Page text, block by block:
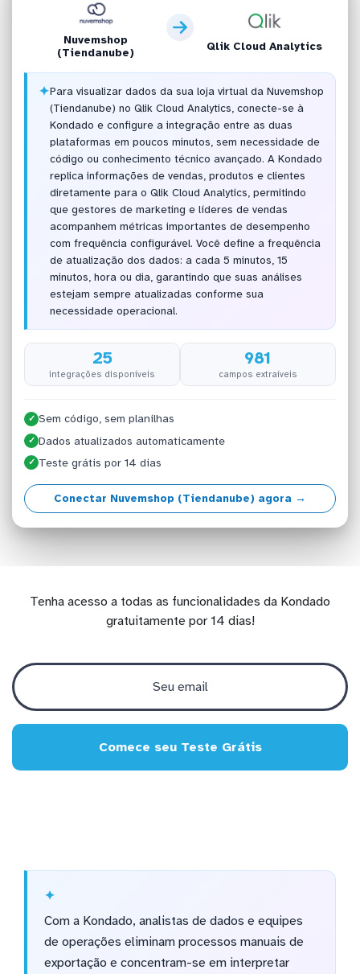
Nuvemshop
(Tiendanube)
Qlik Cloud Analytics
✦Para visualizar dados da sua loja virtual da Nuvemshop
(Tiendanube) no Qlik Cloud Analytics, conecte-se à
Kondado e configure a integração entre as duas
plataformas em poucos minutos, sem necessidade de
código ou conhecimento técnico avançado. A Kondado
replica informações de vendas, produtos e clientes
diretamente para o Qlik Cloud Analytics, permitindo
que gestores de marketing e líderes de vendas
acompanhem métricas importantes de desempenho
com frequência configurável. Você define a frequência
de atualização dos dados: a cada 5 minutos, 15
minutos, hora ou dia, garantindo que suas análises
estejam sempre atualizadas conforme sua
necessidade operacional.
25
integrações disponíveis
981
campos extraíveis
✓ Sem código, sem planilhas
✓ Dados atualizados automaticamente
✓ Teste grátis por 14 dias
Conectar Nuvemshop (Tiendanube) agora →
Tenha acesso a todas as funcionalidades da Kondado
gratuitamente por 14 dias!
Comece seu Teste Grátis
Com a Kondado, analistas de dados e equipes
de operações eliminam processos manuais de
exportação e concentram-se em interpretar